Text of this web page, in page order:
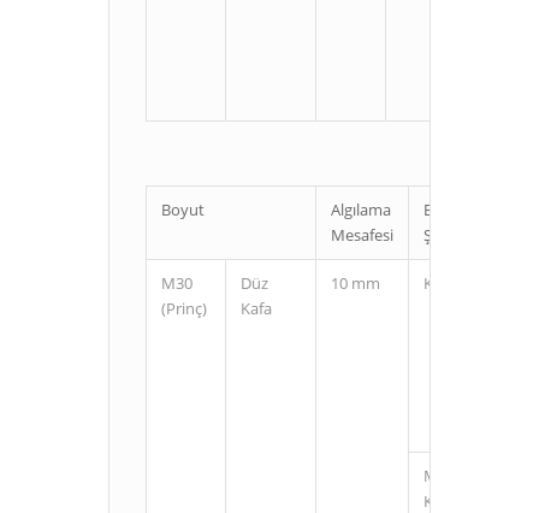
Boyut
Algılama
Mesafesi
Bağlantı
Şekli
M30
(Prinç)
Düz
Kafa
10 mm Kablolu
M12
Konnektörlü